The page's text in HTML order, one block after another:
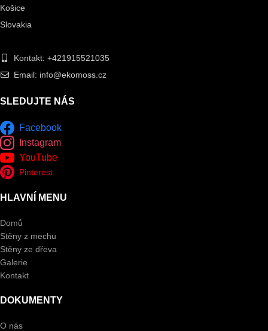
Košice
Slovakia
Kontakt: +421915521035
Email: info@ekomoss.cz
SLEDUJTE NÁS
Facebook
Instagram
YouTube
Pinterest
HLAVNÍ MENU
Domů
Stěny z mechu
Stěny ze dřeva
Galerie
Kontakt
DOKUMENTY
O nás